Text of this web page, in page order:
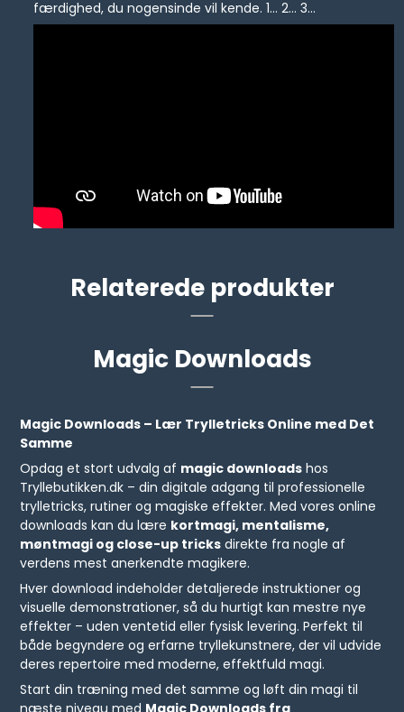
færdighed, du nogensinde vil kende. 1... 2... 3...
Relaterede produkter
Magic Downloads
Magic Downloads – Lær Trylletricks Online med Det
Samme
Opdag et stort udvalg af magic downloads hos
Tryllebutikken.dk – din digitale adgang til professionelle
trylletricks, rutiner og magiske effekter. Med vores online
downloads kan du lære kortmagi, mentalisme,
møntmagi og close-up tricks direkte fra nogle af
verdens mest anerkendte magikere.
Hver download indeholder detaljerede instruktioner og
visuelle demonstrationer, så du hurtigt kan mestre nye
effekter – uden ventetid eller fysisk levering. Perfekt til
både begyndere og erfarne tryllekunstnere, der vil udvide
deres repertoire med moderne, effektfuld magi.
Start din træning med det samme og løft din magi til